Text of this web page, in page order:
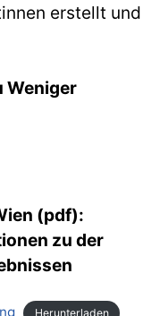
erstellt und
Weniger
(pdf):
zu der
Herunterladen